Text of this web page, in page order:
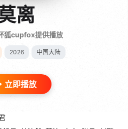
离
狐cupfox提供播放
2026 中国大陆
立即播放